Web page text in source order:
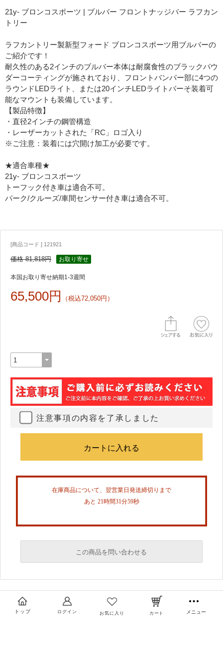
21y- ブロンコスポーツ | ブルバー フロントナッジバー ラフカン
トリー
ラフカントリー製新型フォード ブロンコスポーツ用ブルバーの
ご紹介です！
耐久性のある2インチのブルバー本体は耐腐食性のブラックパウ
ダーコーティングが施されており、フロントバンパー部に4つの
ラウンドLEDライト、または20インチLEDライトバーそ装着可
能なマウントも装備しています。
【製品特徴】
・直径2インチの鋼管構造
・レーザーカットされた「RC」ロゴ入り
※ご注意：装着には穴開け加工が必要です。
★適合車種★
21y- ブロンコスポーツ
トーフック付き車は適合不可。
パーク/クルーズ/車間センサー付き車は適合不可。
[商品コード ] 121921
価格 81,818円 お取り寄せ
本国お取り寄せ納期1-3週間
65,500円 （税込72,050円）
注意事項の内容を了承しました
在庫商品について、翌営業日発送締切りまで
あと 21時間31分58秒
この商品を問い合わせる
トップ ログイン お気に入り カート メニュー